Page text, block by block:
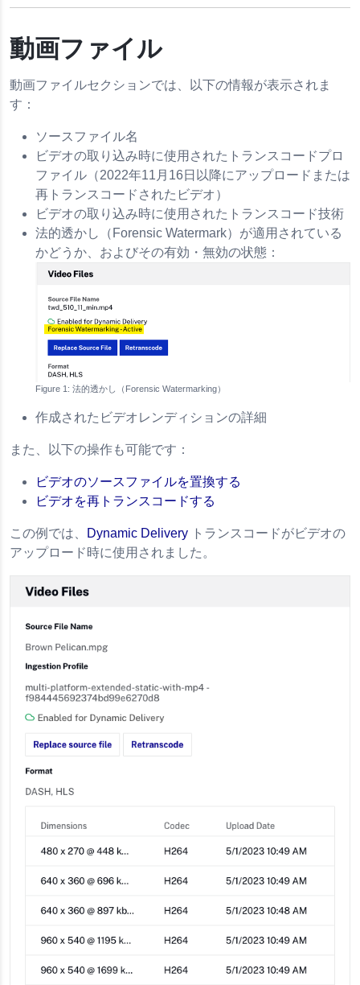
動画ファイル
動画ファイルセクションでは、以下の情報が表示されま
す：
ソースファイル名
ビデオの取り込み時に使用されたトランスコードプロ
ファイル（2022年11月16日以降にアップロードまたは
再トランスコードされたビデオ）
ビデオの取り込み時に使用されたトランスコード技術
法的透かし（Forensic Watermark）が適用されている
かどうか、およびその有効・無効の状態：
法的透かし（Forensic Watermarking）
作成されたビデオレンディションの詳細
また、以下の操作も可能です：
ビデオのソースファイルを置換する
ビデオを再トランスコードする
この例では、 Dynamic Delivery トランスコードがビデオの
アップロード時に使用されました。